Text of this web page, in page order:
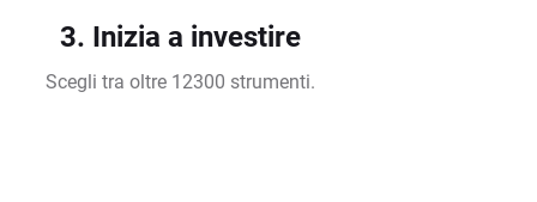
3. Inizia a investire
Scegli tra oltre 12300 strumenti.